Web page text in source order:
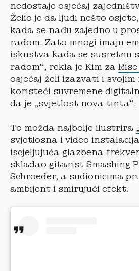
nedostaje osjećaj
Želio je da ljudi nešto
kada se nađu zajedno u
radom. Zato mnogi imaju
iskustva kada se susretnu
radom“, rekla je Kim za
osjećaj želi izazvati i svojim
koristeći suvremene
da je „svjetlost nova tinta“.
To možda najbolje ilustrira
svjetlosna i video
iscjeljujuća glazbena
skladao gitarist Smashing
Schroeder, a sudionicima
ambijent i smirujući efekt.